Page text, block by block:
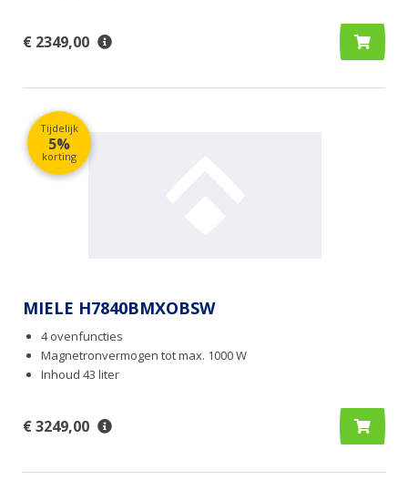
€ 2349,00
Tijdelijk
5%
korting
MIELE H7840BMXOBSW
4 ovenfuncties
Magnetronvermogen tot max. 1000 W
Inhoud 43 liter
€ 3249,00